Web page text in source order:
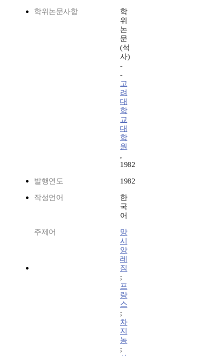
학위논문사항
학
위
논
문
(석
사)
-
-
고
려
대
학
교
대
학
원
,
1982
발행연도 1982
작성언어
한
국
어
주제어
망
시
앙
레
짐
;
프
랑
스
;
차
지
농
;